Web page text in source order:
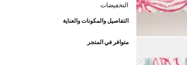
التخفيضات
التفاصيل والمكونات والعناية
متوافر في المتجر